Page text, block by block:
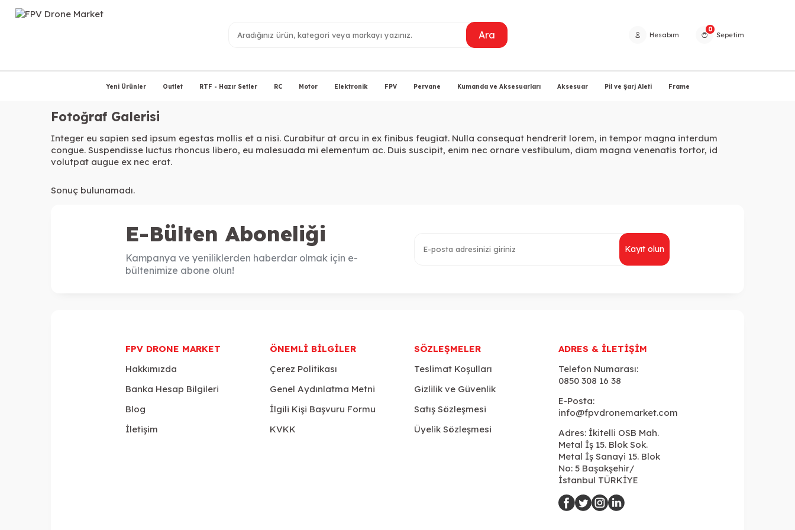
Ara Hesabım
0
Sepetim
Yeni Ürünler Outlet RTF - Hazır Setler RC Motor Elektronik FPV Pervane Kumanda ve Aksesuarları Aksesuar Pil ve Şarj Aleti Frame
Fotoğraf Galerisi
Integer eu sapien sed ipsum egestas mollis et a nisi. Curabitur at arcu in ex finibus feugiat. Nulla consequat hendrerit lorem, in tempor magna interdum
congue. Suspendisse luctus rhoncus libero, eu malesuada mi elementum ac. Duis suscipit, enim nec ornare vestibulum, diam magna venenatis tortor, id
volutpat augue ex nec erat.
Sonuç bulunamadı.
E-Bülten Aboneliği
Kampanya ve yeniliklerden haberdar olmak için e-
bültenimize abone olun!
Kayıt olun
FPV DRONE MARKET
Hakkımızda
Banka Hesap Bilgileri
Blog
İletişim
ÖNEMLI BILGILER
Çerez Politikası
Genel Aydınlatma Metni
İlgili Kişi Başvuru Formu
KVKK
SÖZLEŞMELER
Teslimat Koşulları
Gizlilik ve Güvenlik
Satış Sözleşmesi
Üyelik Sözleşmesi
ADRES & İLETIŞIM
Telefon Numarası:
0850 308 16 38
E-Posta:
info@fpvdronemarket.com
Adres: İkitelli OSB Mah.
Metal İş 15. Blok Sok.
Metal İş Sanayi 15. Blok
No: 5 Başakşehir/
İstanbul TÜRKİYE